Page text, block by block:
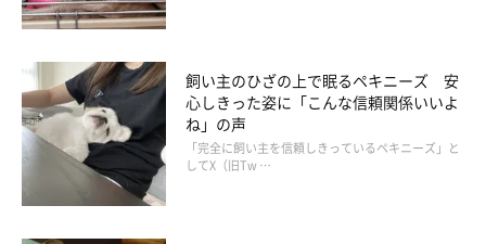
登場人物紹介
飼い主のひざの上で眠るペキニーズ 安
心しきった姿に「こんな信頼関係いいよ
ね」の声
「完全に飼い主を信頼しきっているペキニーズ」と
してX（旧Tw …